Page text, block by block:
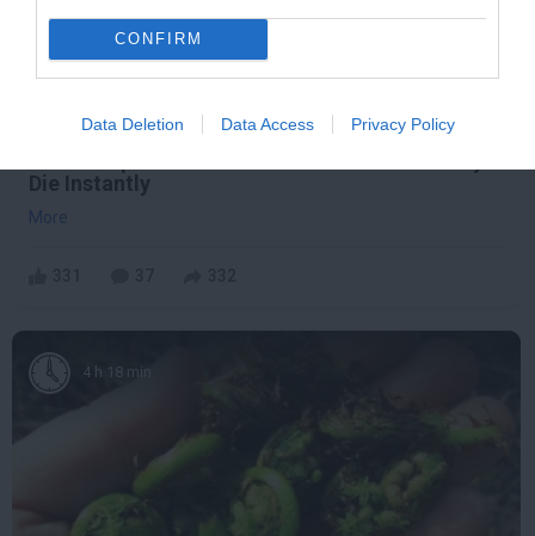
CONFIRM
Data Deletion Data Access Privacy Policy
Die Instantly
More
4 h 18 min